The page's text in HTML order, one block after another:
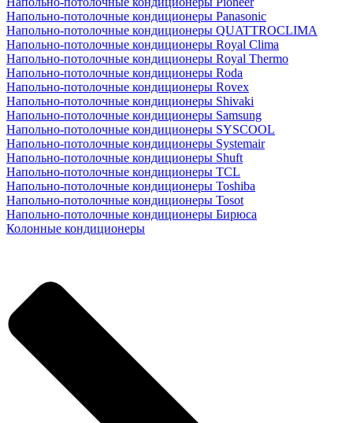
Напольно-потолочные кондиционеры Panasonic
Напольно-потолочные кондиционеры QUATTROCLIMA
Напольно-потолочные кондиционеры Royal Clima
Напольно-потолочные кондиционеры Royal Thermo
Напольно-потолочные кондиционеры Roda
Напольно-потолочные кондиционеры Rovex
Напольно-потолочные кондиционеры Shivaki
Напольно-потолочные кондиционеры Samsung
Напольно-потолочные кондиционеры SYSCOOL
Напольно-потолочные кондиционеры Systemair
Напольно-потолочные кондиционеры Shuft
Напольно-потолочные кондиционеры TCL
Напольно-потолочные кондиционеры Toshiba
Напольно-потолочные кондиционеры Tosot
Напольно-потолочные кондиционеры Бирюса
Колонные кондиционеры